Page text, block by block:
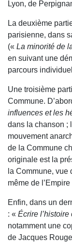
Lyon, de
La deuxième
parisienne, dans
(« La minorité de
en suivant une
parcours
Une troisième
Commune.
influences et les
dans la chanson ;
mouvement
de la Commune
originale est la
la Commune, vue
même de
Enfin, dans un
: « Écrire
notamment une
de Jacques